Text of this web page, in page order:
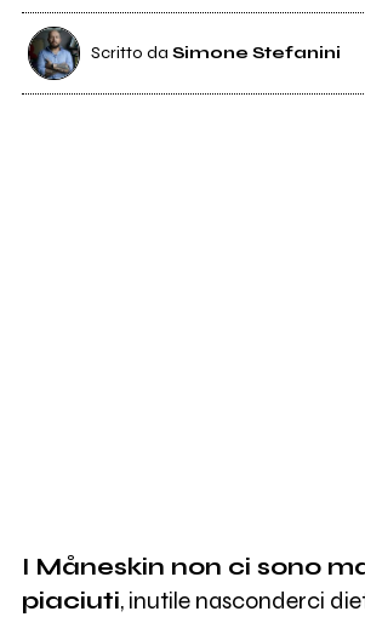
Scritto da Simone Stefanini
I Måneskin non ci sono
piaciuti, inutile nasconderci